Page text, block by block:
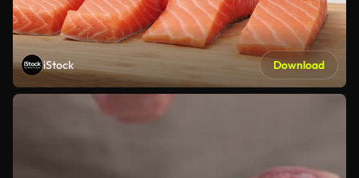
iStock Download